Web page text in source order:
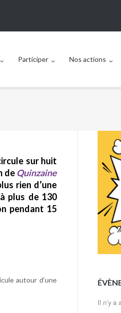
Participer Nos actions
sur huit
de Quinzaine
rien d’une
plus de 130
pendant 15
autour d’une
Il n’y a